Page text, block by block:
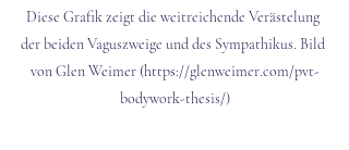
Diese Grafik zeigt die weitreichende Verästelung
der beiden Vaguszweige und des Sympathikus. Bild
von Glen Weimer (https://glenweimer.com/pvt-
bodywork-thesis/)